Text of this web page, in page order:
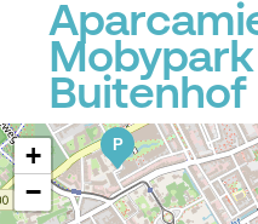
Buitenhof
P
+
−